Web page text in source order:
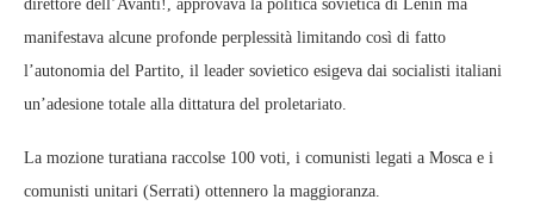
direttore dell’Avanti!, approvava la politica sovietica di Lenin ma
manifestava alcune profonde perplessità limitando così di fatto
l’autonomia del Partito, il leader sovietico esigeva dai socialisti italiani
un’adesione totale alla dittatura del proletariato.
La mozione turatiana raccolse 100 voti, i comunisti legati a Mosca e i
comunisti unitari (Serrati) ottennero la maggioranza.